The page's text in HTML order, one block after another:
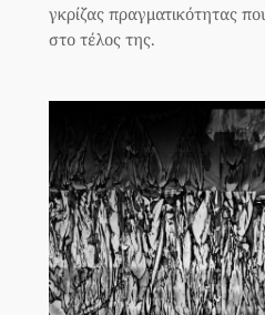
γκρίζας πραγματικότητας
στο τέλος της.